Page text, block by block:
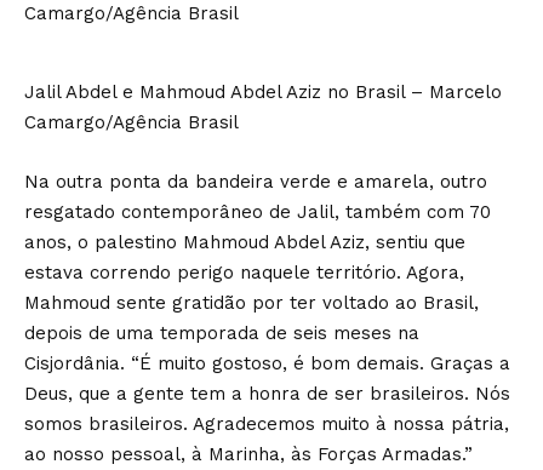
Jalil Abdel e Mahmoud Abdel Aziz no Brasil – Marcelo
Camargo/Agência Brasil
Na outra ponta da bandeira verde e amarela, outro
resgatado contemporâneo de Jalil, também com 70
anos, o palestino Mahmoud Abdel Aziz, sentiu que
estava correndo perigo naquele território. Agora,
Mahmoud sente gratidão por ter voltado ao Brasil,
depois de uma temporada de seis meses na
Cisjordânia. “É muito gostoso, é bom demais. Graças a
Deus, que a gente tem a honra de ser brasileiros. Nós
somos brasileiros. Agradecemos muito à nossa pátria,
ao nosso pessoal, à Marinha, às Forças Armadas.”